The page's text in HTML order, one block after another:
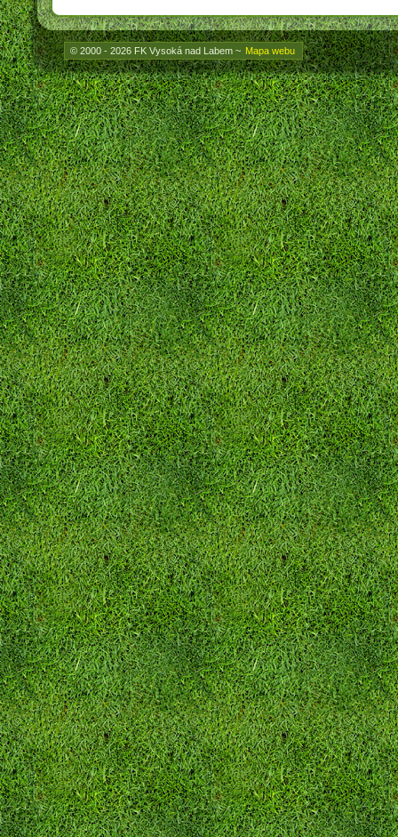
© 2000 - 2026 FK Vysoká nad Labem ~ Mapa webu